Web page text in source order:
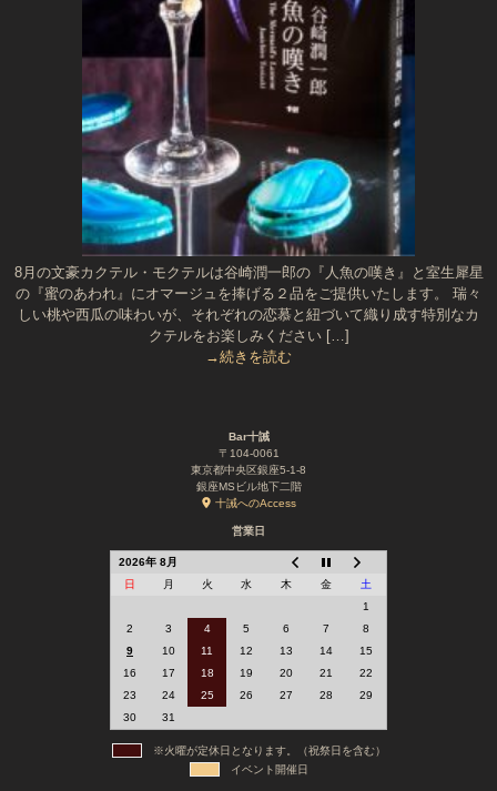
8月の文豪カクテル・モクテルは谷崎潤一郎の『人魚の嘆き』と室生犀星
の『蜜のあわれ』にオマージュを捧げる２品をご提供いたします。 瑞々
しい桃や西瓜の味わいが、それぞれの恋慕と紐づいて織り成す特別なカ
クテルをお楽しみください […]
→続きを読む
Bar十誡
〒104-0061
東京都中央区銀座5-1-8
銀座MSビル地下二階
十誡へのAccess
営業日
2026年 8月
日
月 火 水 木 金
土
1
2
3 4 5 6 7
8
9
10 11 12 13 14
15
16
17 18 19 20 21
22
23
24 25 26 27 28
29
30
31
※火曜が定休日となります。（祝祭日を含む）
イベント開催日